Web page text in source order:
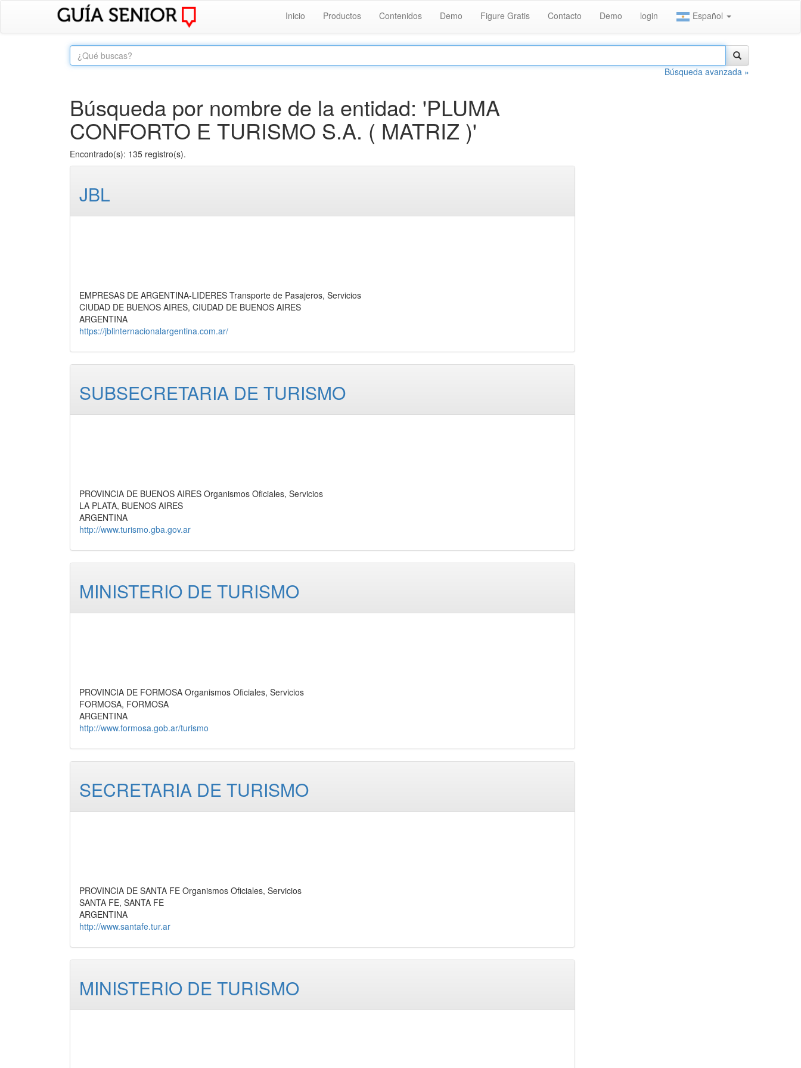
Inicio Productos Contenidos Demo Figure Gratis Contacto Demo login Español
Búsqueda avanzada »
Búsqueda por nombre de la entidad: 'PLUMA
CONFORTO E TURISMO S.A. ( MATRIZ )'
Encontrado(s): 135 registro(s).
JBL
EMPRESAS DE ARGENTINA-LIDERES Transporte de Pasajeros, Servicios
CIUDAD DE BUENOS AIRES, CIUDAD DE BUENOS AIRES
ARGENTINA
https://jblinternacionalargentina.com.ar/
SUBSECRETARIA DE TURISMO
PROVINCIA DE BUENOS AIRES Organismos Oficiales, Servicios
LA PLATA, BUENOS AIRES
ARGENTINA
http://www.turismo.gba.gov.ar
MINISTERIO DE TURISMO
PROVINCIA DE FORMOSA Organismos Oficiales, Servicios
FORMOSA, FORMOSA
ARGENTINA
http://www.formosa.gob.ar/turismo
SECRETARIA DE TURISMO
PROVINCIA DE SANTA FE Organismos Oficiales, Servicios
SANTA FE, SANTA FE
ARGENTINA
http://www.santafe.tur.ar
MINISTERIO DE TURISMO